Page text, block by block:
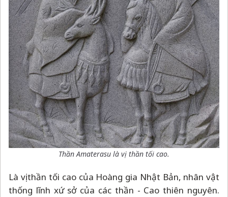
Thần Amaterasu là vị thần tối cao.
Là vị thần tối cao của Hoàng gia Nhật Bản, nhân vật
thống lĩnh xứ sở của các thần - Cao thiên nguyên.